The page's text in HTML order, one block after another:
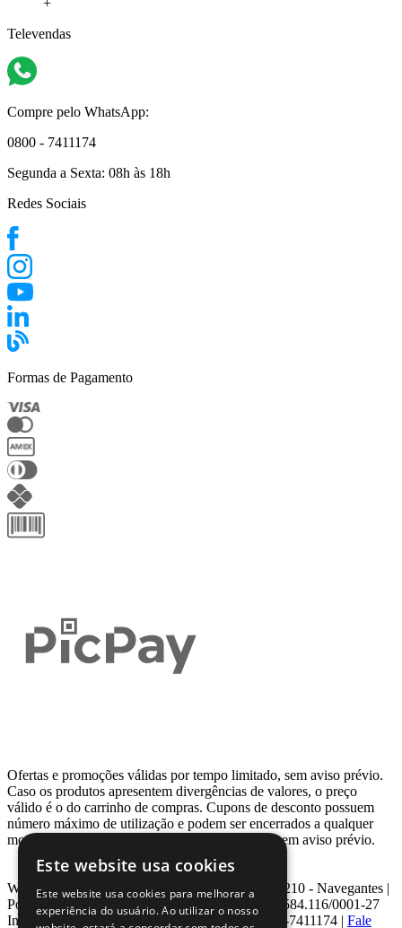
+
Televendas
Compre pelo WhatsApp:
0800 - 7411174
Segunda a Sexta: 08h às 18h
Redes Sociais
Formas de Pagamento
Ofertas e promoções válidas por tempo limitado, sem aviso prévio.
Caso os produtos apresentem divergências de valores, o preço
válido é o do carrinho de compras. Cupons de desconto possuem
número máximo de utilização e podem ser encerrados a qualquer
momento, de acordo com sua disponibilidade e sem aviso prévio.
Webcontinental LTDA | Travessa Venezuela, Nº 210 - Navegantes |
Porto Alegre - RS - CEP: 90.240-220 CNPJ: 08.584.116/0001-27
Inscrição Estadual: 0963171399 | Telefone: 0800-7411174 | Fale
Este website usa cookies
Este website usa cookies para melhorar a
experiência do usuário. Ao utilizar o nosso